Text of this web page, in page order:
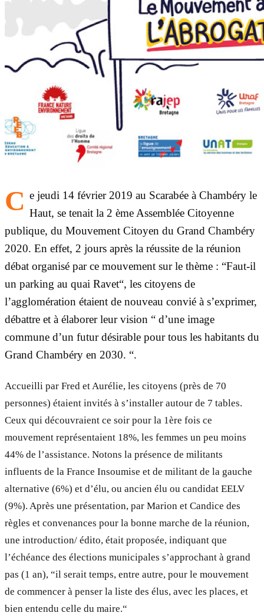
C e jeudi 14 février 2019 au Scarabée à Chambéry le
Haut, se tenait la 2 ème Assemblée Citoyenne
publique, du Mouvement Citoyen du Grand Chambéry
2020. En effet, 2 jours après la réussite de la réunion
débat organisé par ce mouvement sur le thème : “Faut-il
un parking au quai Ravet“, les citoyens de
l’agglomération étaient de nouveau convié à s’exprimer,
débattre et à élaborer leur vision “ d’une image
commune d’un futur désirable pour tous les habitants du
Grand Chambéry en 2030. “.
Accueilli par Fred et Aurélie, les citoyens (près de 70
personnes) étaient invités à s’installer autour de 7 tables.
Ceux qui découvraient ce soir pour la 1ère fois ce
mouvement représentaient 18%, les femmes un peu moins
44% de l’assistance. Notons la présence de militants
influents de la France Insoumise et de militant de la gauche
alternative (6%) et d’élu, ou ancien élu ou candidat EELV
(9%). Après une présentation, par Marion et Candice des
règles et convenances pour la bonne marche de la réunion,
une introduction/ édito, était proposée, indiquant que
l’échéance des élections municipales s’approchant à grand
pas (1 an), “il serait temps, entre autre, pour le mouvement
de commencer à penser la liste des élus, avec les places, et
bien entendu celle du maire.“